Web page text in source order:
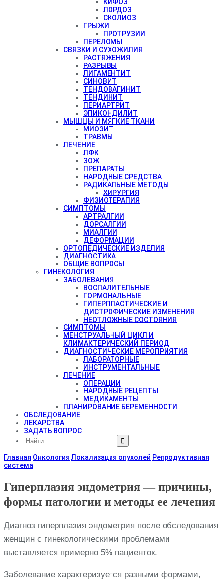
КИФОЗ
ЛОРДОЗ
СКОЛИОЗ
ГРЫЖИ
ПРОТРУЗИИ
ПЕРЕЛОМЫ
СВЯЗКИ И СУХОЖИЛИЯ
РАСТЯЖЕНИЯ
РАЗРЫВЫ
ЛИГАМЕНТИТ
СИНОВИТ
ТЕНДОВАГИНИТ
ТЕНДИНИТ
ПЕРИАРТРИТ
ЭПИКОНДИЛИТ
МЫШЦЫ И МЯГКИЕ ТКАНИ
МИОЗИТ
ТРАВМЫ
ЛЕЧЕНИЕ
ЛФК
ЗОЖ
ПРЕПАРАТЫ
НАРОДНЫЕ СРЕДСТВА
РАДИКАЛЬНЫЕ МЕТОДЫ
ХИРУРГИЯ
ФИЗИОТЕРАПИЯ
СИМПТОМЫ
АРТРАЛГИИ
ДОРСАЛГИИ
МИАЛГИИ
ДЕФОРМАЦИИ
ОРТОПЕДИЧЕСКИЕ ИЗДЕЛИЯ
ДИАГНОСТИКА
ОБЩИЕ ВОПРОСЫ
ГИНЕКОЛОГИЯ
ЗАБОЛЕВАНИЯ
ВОСПАЛИТЕЛЬНЫЕ
ГОРМОНАЛЬНЫЕ
ГИПЕРПЛАСТИЧЕСКИЕ И
ДИСТРОФИЧЕСКИЕ ИЗМЕНЕНИЯ
НЕОТЛОЖНЫЕ СОСТОЯНИЯ
СИМПТОМЫ
МЕНСТРУАЛЬНЫЙ ЦИКЛ И
КЛИМАКТЕРИЧЕСКИЙ ПЕРИОД
ДИАГНОСТИЧЕСКИЕ МЕРОПРИЯТИЯ
ЛАБОРАТОРНЫЕ
ИНСТРУМЕНТАЛЬНЫЕ
ЛЕЧЕНИЕ
ОПЕРАЦИИ
НАРОДНЫЕ РЕЦЕПТЫ
МЕДИКАМЕНТЫ
ПЛАНИРОВАНИЕ БЕРЕМЕННОСТИ
ОБСЛЕДОВАНИЕ
ЛЕКАРСТВА
ЗАДАТЬ ВОПРОС
Главная Онкология Локализация опухолей Репродуктивная
система
Гиперплазия эндометрия — причины,
формы патологии и методы ее лечения
Диагноз гиперплазия эндометрия после обследования
женщин с гинекологическими проблемами
выставляется примерно 5% пациенток.
Заболевание характеризуется разными формами,